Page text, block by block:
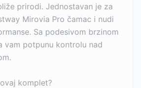
prirodi. Jednostavan je za
Mirovia Pro čamac i nudi
Sa podesivom brzinom
vam potpunu kontrolu nad
komplet?